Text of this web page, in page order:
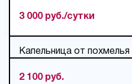
3 000 руб./сутки
Капельница от похмелья
2 100 руб.